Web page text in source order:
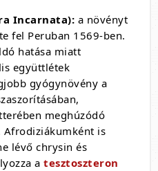
Incarnata): a növényt
fel Peruban 1569-ben.
hatása miatt
együttlétek
gyógynövény a
meghúzódó
Afrodiziákumként is
lévő chrysin és
a tesztoszteron